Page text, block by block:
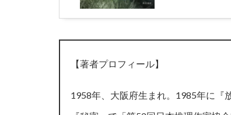
【著者プロフィール】
1958年、大阪府生まれ。1985年に『